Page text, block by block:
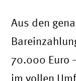
Aus den
70.000 Euro
im vollen